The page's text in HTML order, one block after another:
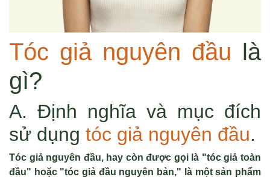
Tóc giả nguyên đầu là
gì?
A. Định nghĩa và mục đích
sử dụng tóc giả nguyên đầu.
Tóc giả nguyên đầu, hay còn được gọi là "tóc giả toàn
đầu" hoặc "tóc giả đầu nguyên bản," là một sản phẩm